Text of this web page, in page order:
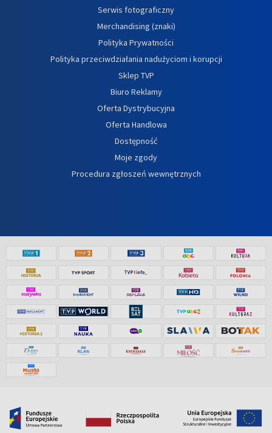
Serwis fotograficzny
Merchandising (znaki)
Polityka Prywatności
Polityka przeciwdziałania nadużyciom i korupcji
Sklep TVP
Biuro Reklamy
Oferta Dystrybucyjna
Oferta Handlowa
Dostępność
Moje zgody
Procedura zgłoszeń wewnętrznych